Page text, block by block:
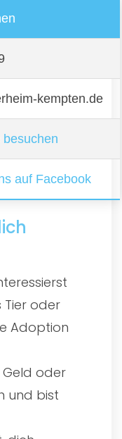
kempten.de
auf Facebook
oder
Adoption
oder
und bist